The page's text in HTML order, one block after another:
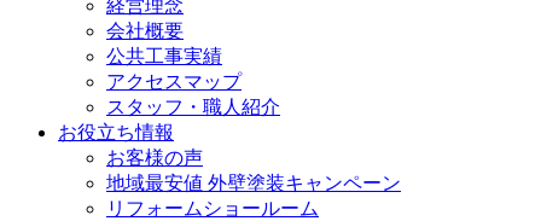
経営理念
会社概要
公共工事実績
アクセスマップ
スタッフ・職人紹介
お役立ち情報
お客様の声
地域最安値 外壁塗装キャンペーン
リフォームショールーム